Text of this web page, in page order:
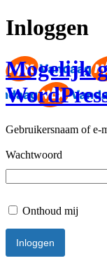
Inloggen
Mogelijk
Gebruikersnaam of e-
Wachtwoord
Onthoud mij